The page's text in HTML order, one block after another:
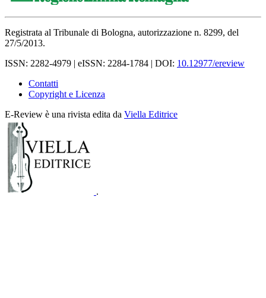
Registrata al Tribunale di Bologna, autorizzazione n. 8299, del
27/5/2013.
ISSN: 2282-4979 | eISSN: 2284-1784 | DOI: 10.12977/ereview
Contatti
Copyright e Licenza
E-Review è una rivista edita da Viella Editrice
.